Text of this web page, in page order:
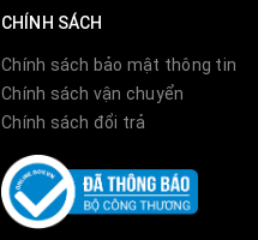
CHÍNH SÁCH
Chính sách bảo mật thông tin
Chính sách vận chuyển
Chính sách đổi trả